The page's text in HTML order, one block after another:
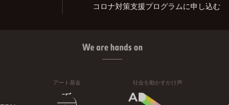
コロナ対策支援プログラムに申し込む
We are hands on
アート基金 社会を動かすかけ声